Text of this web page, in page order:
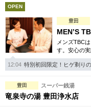
フットバスあり
専用駐車場あり
日本人スタッフのみ
スタッフ指名可
駅から徒歩5分以内
OPEN
豊田
MEN’S
メンズTBC
す。安心の
た。人気の
お得な体験
12:04 特別初回限定！ヒゲ剃り
豊田 スーパー銭湯
竜泉寺の湯 豊田浄水店